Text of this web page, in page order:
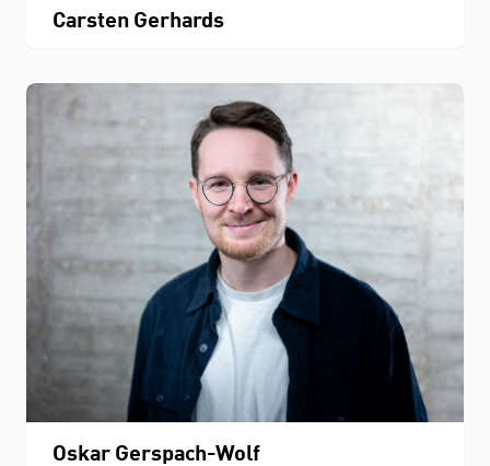
Carsten Gerhards
Oskar Gerspach-Wolf